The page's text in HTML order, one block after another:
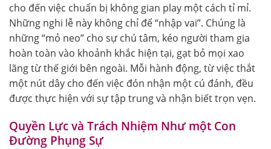
cho đến việc chuẩn bị không gian play một cách tỉ mỉ.
Những nghi lễ này không chỉ để “nhập vai”. Chúng là
những “mỏ neo” cho sự chú tâm, kéo người tham gia
hoàn toàn vào khoảnh khắc hiện tại, gạt bỏ mọi xao
lãng từ thế giới bên ngoài. Mỗi hành động, từ việc thắt
một nút dây cho đến việc đón nhận một cú đánh, đều
được thực hiện với sự tập trung và nhận biết trọn vẹn.
Quyền Lực và Trách Nhiệm Như một Con
Đường Phụng Sự